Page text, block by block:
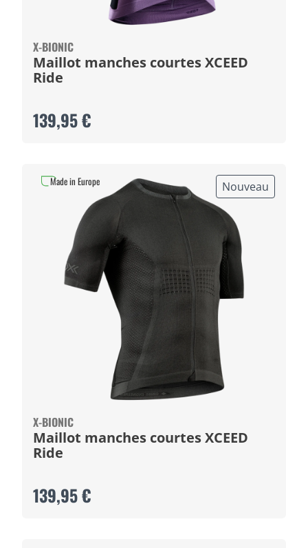
X-BIONIC
Maillot manches courtes XCEED
Ride
139,95 €
Nouveau
X-BIONIC
Maillot manches courtes XCEED
Ride
139,95 €
Made in Europe